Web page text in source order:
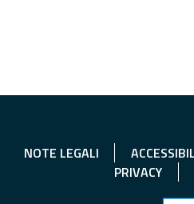
NOTE LEGALI
PRIVACY